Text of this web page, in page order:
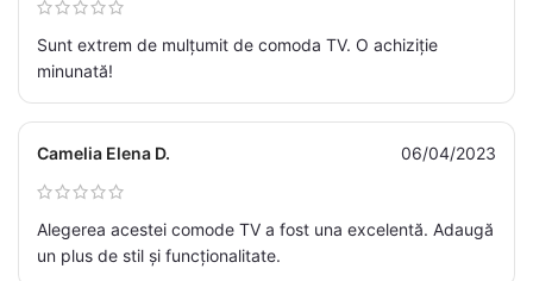
Sunt extrem de mulțumit de comoda TV. O achiziție
minunată!
Camelia Elena D. 06/04/2023
Alegerea acestei comode TV a fost una excelentă. Adaugă
un plus de stil și funcționalitate.